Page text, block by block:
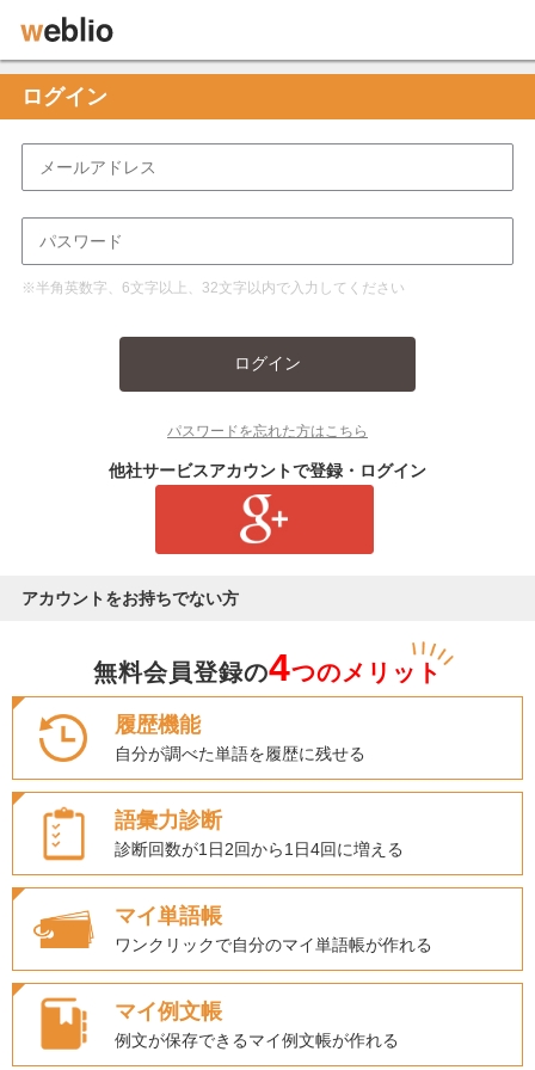
ログイン
※半角英数字、6文字以上、32文字以内で入力してください
ログイン
パスワードを忘れた方はこちら
他社サービスアカウントで登録・ログイン
アカウントをお持ちでない方
無料会員登録の4つのメリット
履歴機能
自分が調べた単語を履歴に残せる
語彙力診断
診断回数が1日2回から1日4回に増える
マイ単語帳
ワンクリックで自分のマイ単語帳が作れる
マイ例文帳
例文が保存できるマイ例文帳が作れる